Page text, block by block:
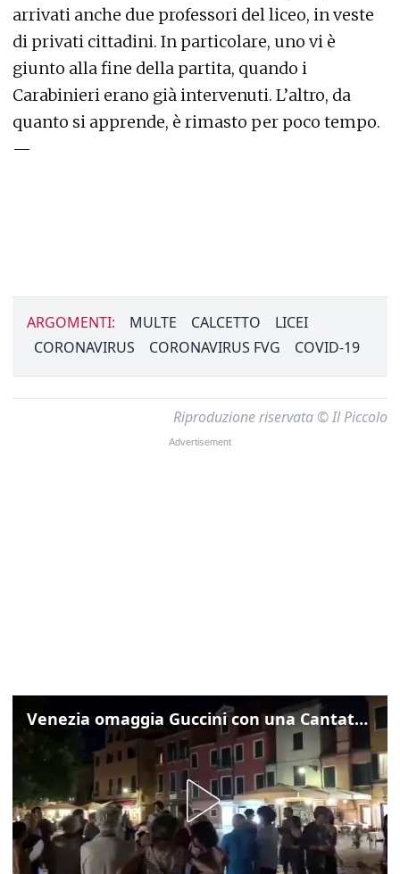
arrivati anche due professori del liceo, in veste
di privati cittadini. In particolare, uno vi è
giunto alla fine della partita, quando i
Carabinieri erano già intervenuti. L’altro, da
quanto si apprende, è rimasto per poco tempo.
—
ARGOMENTI: MULTE CALCETTO
LICEI
CORONAVIRUS
CORONAVIRUS FVG COVID-19
Riproduzione riservata © Il Piccolo
Venezia omaggia Guccini con una Cantata Anarchica in campo Santa Margherita